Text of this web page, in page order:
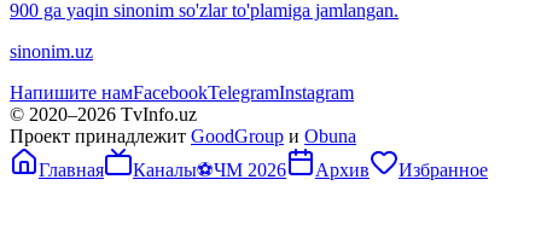
900 ga yaqin sinonim so'zlar to'plamiga jamlangan.
sinonim.uz
Напишите намFacebookTelegramInstagram
© 2020–2026 TvInfo.uz
Проект принадлежит GoodGroup и Obuna
Главная
Каналы⚽ЧМ 2026 Архив Избранное